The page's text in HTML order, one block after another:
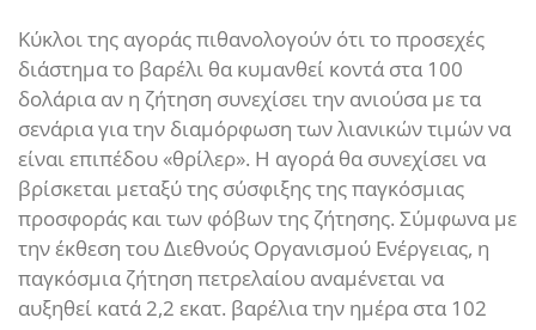
Κύκλοι της αγοράς πιθανολογούν ότι το προσεχές
διάστημα το βαρέλι θα κυμανθεί κοντά στα 100
δολάρια αν η ζήτηση συνεχίσει την ανιούσα με τα
σενάρια για την διαμόρφωση των λιανικών τιμών να
είναι επιπέδου «θρίλερ». Η αγορά θα συνεχίσει να
βρίσκεται μεταξύ της σύσφιξης της παγκόσμιας
προσφοράς και των φόβων της ζήτησης. Σύμφωνα με
την έκθεση του Διεθνούς Οργανισμού Ενέργειας, η
παγκόσμια ζήτηση πετρελαίου αναμένεται να
αυξηθεί κατά 2,2 εκατ. βαρέλια την ημέρα στα 102